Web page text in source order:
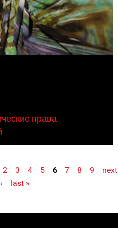
права
2 3 4 5 6 7 8 9
next
›
last »